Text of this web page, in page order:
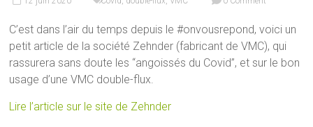
C’est dans l’air du temps depuis le #onvousrepond, voici un
petit article de la société Zehnder (fabricant de VMC), qui
rassurera sans doute les “angoissés du Covid”, et sur le bon
usage d’une VMC double-flux.
Lire l’article sur le site de Zehnder